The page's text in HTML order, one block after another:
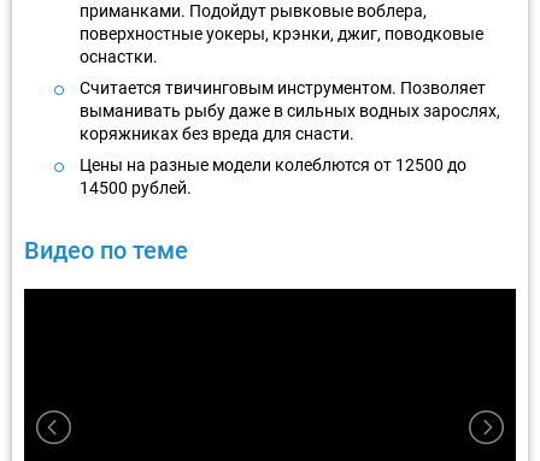
приманками. Подойдут рывковые воблера,
поверхностные уокеры, крэнки, джиг, поводковые
оснастки.
Считается твичинговым инструментом. Позволяет
выманивать рыбу даже в сильных водных зарослях,
коряжниках без вреда для снасти.
Цены на разные модели колеблются от 12500 до
14500 рублей.
Видео по теме